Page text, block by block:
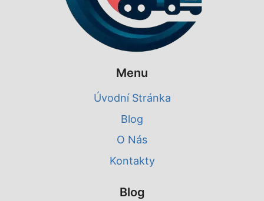
Menu
Úvodní Stránka
Blog
O Nás
Kontakty
Blog